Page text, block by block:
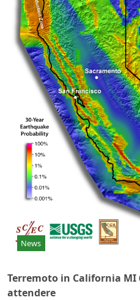
News
Terremoto in California MI
attendere